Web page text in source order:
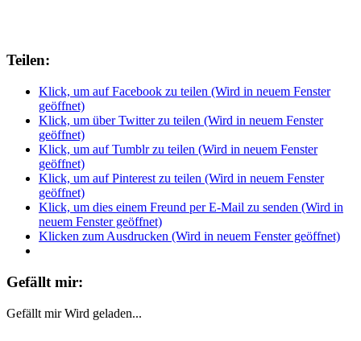
Teilen:
Klick, um auf Facebook zu teilen (Wird in neuem Fenster
geöffnet)
Klick, um über Twitter zu teilen (Wird in neuem Fenster
geöffnet)
Klick, um auf Tumblr zu teilen (Wird in neuem Fenster
geöffnet)
Klick, um auf Pinterest zu teilen (Wird in neuem Fenster
geöffnet)
Klick, um dies einem Freund per E-Mail zu senden (Wird in
neuem Fenster geöffnet)
Klicken zum Ausdrucken (Wird in neuem Fenster geöffnet)
Gefällt mir:
Gefällt mir Wird geladen...